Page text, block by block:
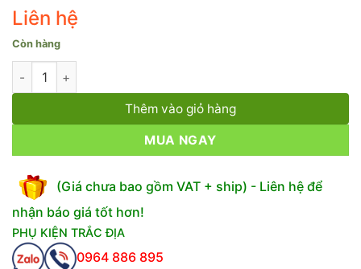
Liên hệ
Còn hàng
Máy Toàn Đạc Điện Tử Sokkia IM-102 2" số lượng
Thêm vào giỏ hàng
MUA NGAY
(Giá chưa bao gồm VAT + ship) - Liên hệ để
nhận báo giá tốt hơn!
PHỤ KIỆN TRẮC ĐỊA
0964 886 895